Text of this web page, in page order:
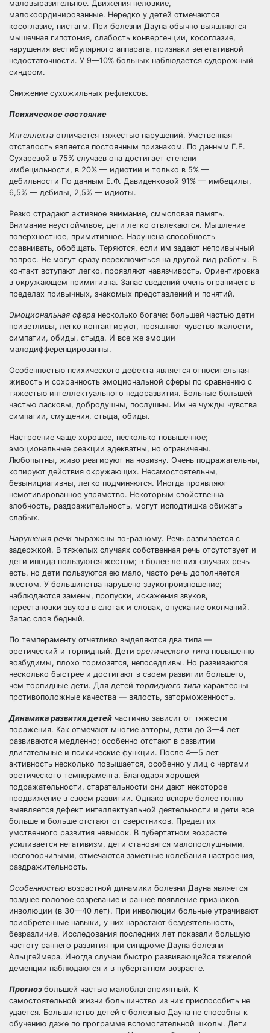
маловыразительное. Движения неловкие,
малокоординированные. Нередко у детей отмечаются
косоглазие, нистагм. При болезни Дауна обычно выявляются
мышечная гипотония, слабость конвергенции, косоглазие,
нарушения вестибулярного аппарата, признаки вегетативной
недостаточности. У 9—10% больных наблюдается судорожный
синдром.
Снижение сухожильных рефлексов.
Психическое состояние
Интеллекта отличается тяжестью нарушений. Умственная
отсталость является постоянным признаком. По данным Г.Е.
Сухаревой в 75% случаев она достигает степени
имбецильности, в 20% — идиотии и только в 5% —
дебильности По данным Е.Ф. Давиденковой 91% — имбецилы,
6,5% — дебилы, 2,5% — идиоты.
Резко страдают активное внимание, смысловая память.
Внимание неустойчивое, дети легко отвлекаются. Мышление
поверхностное, примитивное. Нарушена способность
сравнивать, обобщать. Теряются, если им задают непривычный
вопрос. Не могут сразу переключиться на другой вид работы. В
контакт вступают легко, проявляют навязчивость. Ориентировка
в окружающем примитивна. Запас сведений очень ограничен: в
пределах привычных, знакомых представлений и понятий.
Эмоциональная сфера несколько богаче: большей частью дети
приветливы, легко контактируют, проявляют чувство жалости,
симпатии, обиды, стыда. И все же эмоции
малодифференцированны.
Особенностью психического дефекта является относительная
живость и сохранность эмоциональной сферы по сравнению с
тяжестью интеллектуального недоразвития. Больные большей
частью ласковы, добродушны, послушны. Им не чужды чувства
симпатии, смущения, стыда, обиды.
Настроение чаще хорошее, несколько повышенное;
эмоциональные реакции адекватны, но ограничены.
Любопытны, живо реагируют на новизну. Очень подражательны,
копируют действия окружающих. Несамостоятельны,
безынициативны, легко подчиняются. Иногда проявляют
немотивированное упрямство. Некоторым свойственна
злобность, раздражительность, могут исподтишка обижать
слабых.
Нарушения речи выражены по-разному. Речь развивается с
задержкой. В тяжелых случаях собственная речь отсутствует и
дети иногда пользуются жестом; в более легких случаях речь
есть, но дети пользуются ею мало, часто речь дополняется
жестом. У большинства нарушено звукопроизношение;
наблюдаются замены, пропуски, искажения звуков,
перестановки звуков в слогах и словах, опускание окончаний.
Запас слов бедный.
По темпераменту отчетливо выделяются два типа —
эретический и торпидный. Дети эретического типа повышенно
возбудимы, плохо тормозятся, непоседливы. Но развиваются
несколько быстрее и достигают в своем развитии большего,
чем торпидные дети. Для детей торпидного типа характерны
противоположные качества — вялость, заторможенность.
Динамика развития детей частично зависит от тяжести
поражения. Как отмечают многие авторы, дети до 3—4 лет
развиваются медленно; особенно отстают в развитии
двигательные и психические функции. После 4—5 лет
активность несколько повышается, особенно у лиц с чертами
эретического темперамента. Благодаря хорошей
подражательности, старательности они дают некоторое
продвижение в своем развитии. Однако вскоре более полно
выявляется дефект интеллектуальной деятельности и дети все
больше и больше отстают от сверстников. Предел их
умственного развития невысок. В пубертатном возрасте
усиливается негативизм, дети становятся малопослушными,
несговорчивыми, отмечаются заметные колебания настроения,
раздражительность.
Особенностью возрастной динамики болезни Дауна является
позднее половое созревание и раннее появление признаков
инволюции (в 30—40 лет). При инволюции больные утрачивают
приобретенные навыки, у них нарастают бездеятельность,
безразличие. Исследования последних лет показали большую
частоту раннего развития при синдроме Дауна болезни
Альцгеймера. Иногда случаи быстро развивающейся тяжелой
деменции наблюдаются и в пубертатном возрасте.
Прогноз большей частью малоблагоприятный. К
самостоятельной жизни большинство из них приспособить не
удается. Большинство детей с болезнью Дауна не способны к
обучению даже по программе вспомогательной школы. Дети